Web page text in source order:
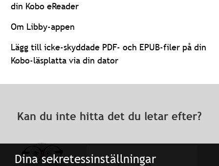
Dina sekretessinställningar
din Kobo eReader
Om Libby-appen
Lägg till icke-skyddade PDF- och EPUB-filer på din
Kobo-läsplatta via din dator
Kan du inte hitta det du letar efter?